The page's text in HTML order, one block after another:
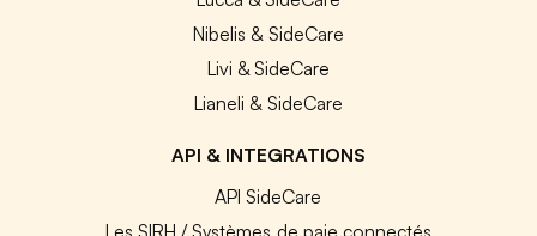
Nibelis & SideCare
Livi & SideCare
Lianeli & SideCare
API & INTEGRATIONS
API SideCare
Les SIRH / Systèmes de paie connectés